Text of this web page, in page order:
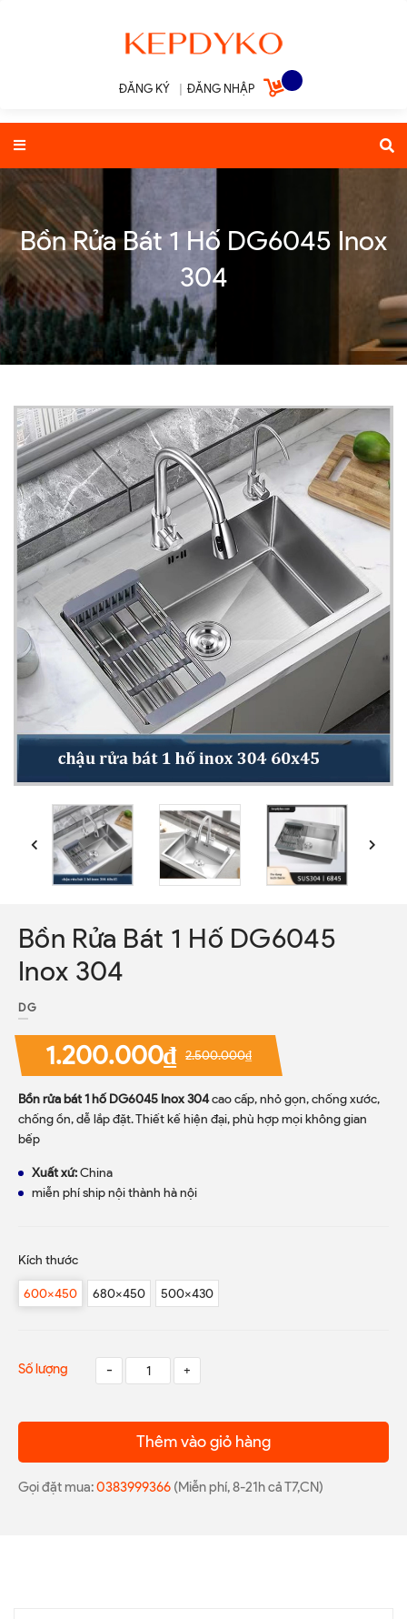
ĐĂNG KÝ ĐĂNG NHẬP
Bồn Rửa Bát 1 Hố DG6045 Inox
304
Bồn Rửa Bát 1 Hố DG6045
Inox 304
DG
1.200.000₫ 2.500.000₫
Bồn rửa bát 1 hố DG6045 Inox 304cao cấp, nhỏ gọn, chống xước,
chống ồn, dễ lắp đặt. Thiết kế hiện đại, phù hợp mọi không gian
bếp
Xuất xứ:China
miễn phí ship nội thành hà nội
Kích thước
600x450 680x450 500x430
Số lượng - +
Thêm vào giỏ hàng
Gọi đặt mua:0383999366 (Miễn phí, 8-21h cả T7,CN)